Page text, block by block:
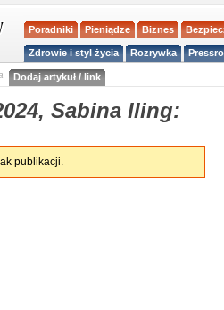
Poradniki Pieniądze Biznes
Zdrowie i styl życia Rozrywka
Dodaj artykuł / link
Sabina Iling:
publikacji.